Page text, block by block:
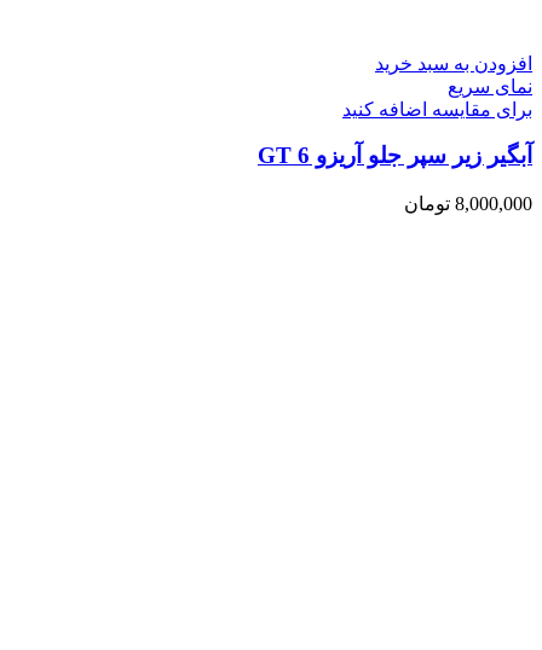
افزودن به سبد خرید
نمای سریع
برای مقایسه اضافه کنید
آبگیر زیر سپر جلو آریزو 6 GT
8,000,000 تومان